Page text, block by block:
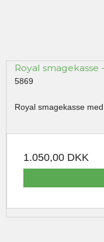
Royal smagekasse
5869
Royal smagekasse
1.050,00 DKK